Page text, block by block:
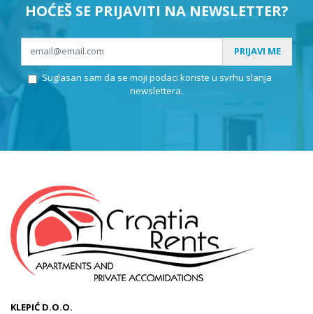
HOĆEŠ SE PRIJAVITI NA NEWSLETTER?
PRIJAVI ME
Suglasan sam da se moji podaci koriste u svrhu slanja
newslettera.
KLEPIĆ D.O.O.